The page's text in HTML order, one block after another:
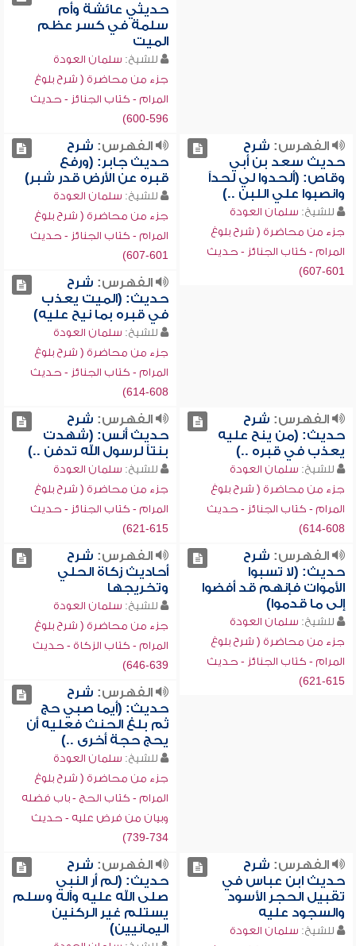
حديثي عائشة وأم
سلمة في كسر عظم
الميت
للشيخ: سلمان العودة
جزء من محاضرة ( شرح بلوغ
المرام - كتاب الجنائز - حديث
596-600)
الفهرس: شرح
حديث سعد بن أبي
وقاص: (ألحدوا لي لحداً
وانصبوا علي اللبن ..)
للشيخ: سلمان العودة
جزء من محاضرة ( شرح بلوغ
المرام - كتاب الجنائز - حديث
601-607)
الفهرس: شرح
حديث جابر: (ورفع
قبره عن الأرض قدر شبر)
للشيخ: سلمان العودة
جزء من محاضرة ( شرح بلوغ
المرام - كتاب الجنائز - حديث
601-607)
الفهرس: شرح
حديث: (الميت يعذب
في قبره بما نيح عليه)
للشيخ: سلمان العودة
جزء من محاضرة ( شرح بلوغ
المرام - كتاب الجنائز - حديث
608-614)
الفهرس: شرح
حديث: (من ينح عليه
يعذب في قبره ..)
للشيخ: سلمان العودة
جزء من محاضرة ( شرح بلوغ
المرام - كتاب الجنائز - حديث
608-614)
الفهرس: شرح
حديث أنس: (شهدت
بنتاً لرسول الله تدفن ..)
للشيخ: سلمان العودة
جزء من محاضرة ( شرح بلوغ
المرام - كتاب الجنائز - حديث
615-621)
الفهرس: شرح
حديث: (لا تسبوا
الأموات فإنهم قد أفضوا
إلى ما قدموا)
للشيخ: سلمان العودة
جزء من محاضرة ( شرح بلوغ
المرام - كتاب الجنائز - حديث
615-621)
الفهرس: شرح
أحاديث زكاة الحلي
وتخريجها
للشيخ: سلمان العودة
جزء من محاضرة ( شرح بلوغ
المرام - كتاب الزكاة - حديث
639-646)
الفهرس: شرح
حديث: (أيما صبي حج
ثم بلغ الحنث فعليه أن
يحج حجة أخرى ..)
للشيخ: سلمان العودة
جزء من محاضرة ( شرح بلوغ
المرام - كتاب الحج - باب فضله
وبيان من فرض عليه - حديث
734-739)
الفهرس: شرح
حديث ابن عباس في
تقبيل الحجر الأسود
والسجود عليه
للشيخ: سلمان العودة
الفهرس: شرح
حديث: (لم أر النبي
صلى الله عليه وآله وسلم
يستلم غير الركنين
اليمانيين)